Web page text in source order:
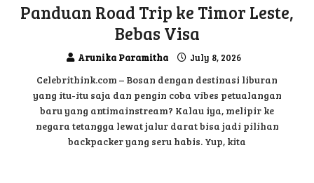
Panduan Road Trip ke Timor Leste,
Bebas Visa
Arunika Paramitha July 8, 2026
Celebrithink.com – Bosan dengan destinasi liburan
yang itu-itu saja dan pengin coba vibes petualangan
baru yang antimainstream? Kalau iya, melipir ke
negara tetangga lewat jalur darat bisa jadi pilihan
backpacker yang seru habis. Yup, kita